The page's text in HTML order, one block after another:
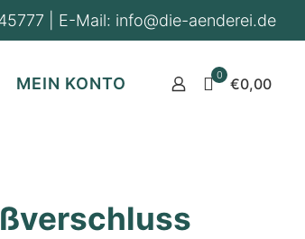
| E-Mail: info@die-aenderei.de
MEIN KONTO 0 €0,00